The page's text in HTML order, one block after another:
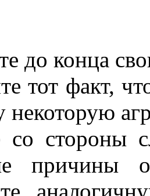
до конца
тот факт,
некоторую
со стороны
причины